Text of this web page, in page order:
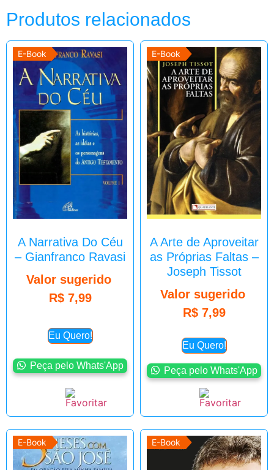
Produtos relacionados
E-Book
A Narrativa Do Céu
– Gianfranco Ravasi
Valor sugerido
R$7,99
Eu Quero!
Peça pelo Whats'App
E-Book
A Arte de Aproveitar
as Próprias Faltas –
Joseph Tissot
Valor sugerido
R$7,99
Eu Quero!
Peça pelo Whats'App
E-Book E-Book